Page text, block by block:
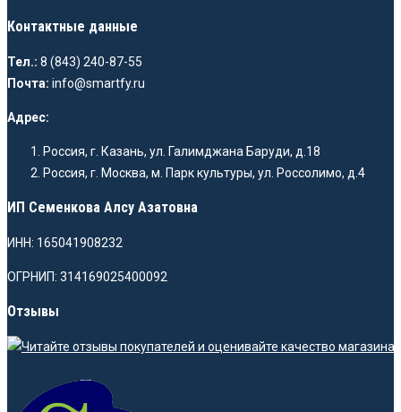
Контактные данные
Тел.: 8 (843) 240-87-55
Почта: info@smartfy.ru
Адрес:
Россия, г. Казань, ул. Галимджана Баруди, д.18
Россия, г. Москва, м. Парк культуры, ул. Россолимо, д.4
ИП Семенкова Алсу Азатовна
ИНН: 165041908232
ОГРНИП: 314169025400092
Отзывы